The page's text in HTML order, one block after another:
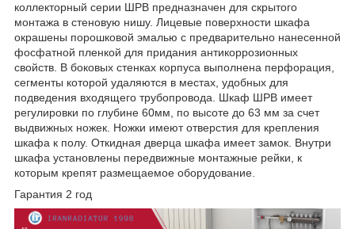
коллекторный серии ШРВ предназначен для скрытого
монтажа в стеновую нишу. Лицевые поверхности шкафа
окрашены порошковой эмалью с предварительно нанесенной
фосфатной пленкой для придания антикоррозионных
свойств. В боковых стенках корпуса выполнена перфорация,
сегменты которой удаляются в местах, удобных для
подведения входящего трубопровода. Шкаф ШРВ имеет
регулировки по глубине 60мм, по высоте до 63 мм за счет
выдвижных ножек. Ножки имеют отверстия для крепления
шкафа к полу. Откидная дверца шкафа имеет замок. Внутри
шкафа установлены передвижные монтажные рейки, к
которым крепят размещаемое оборудование.
Гарантия 2 год